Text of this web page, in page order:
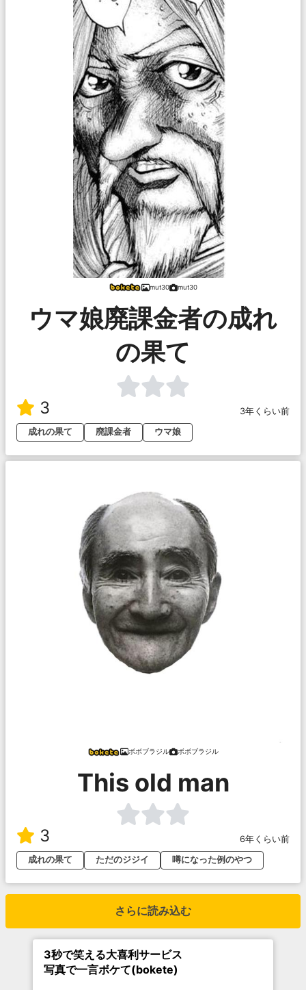
mut30 mut30
ウマ娘廃課金者の成れ
の果て
3
3年くらい前
成れの果て
廃課金者 ウマ娘
ボボブラジル ボボブラジル
This old man
3
6年くらい前
成れの果て
ただのジジイ 噂になった例のやつ
さらに読み込む
3秒で笑える大喜利サービス
写真で一言ボケて(bokete)